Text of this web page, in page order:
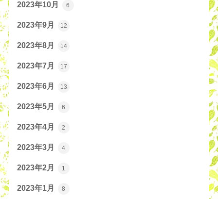
2023年10月 6
2023年9月 12
2023年8月 14
2023年7月 17
2023年6月 13
2023年5月 6
2023年4月 2
2023年3月 4
2023年2月 1
2023年1月 8